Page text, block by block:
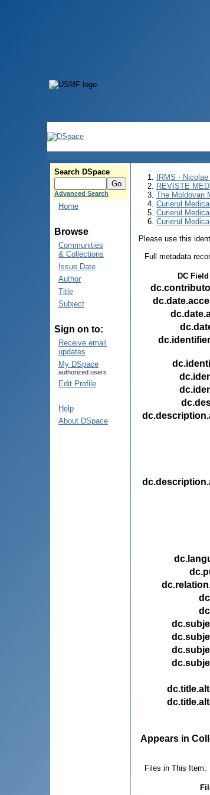
Search DSpace
Advanced Search
Home
Browse
Communities
& Collections
Issue Date
Author
Title
Subject
Sign on to:
Receive email
updates
My DSpace
authorized users
Edit Profile
Help
About DSpace
IRMS -
REVISTE
The Moldovan
Curierul
Curierul
Curierul
Please use this
Full metadata
DC Field
Appears in
Files in This Item: